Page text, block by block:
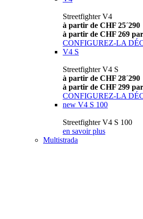
Streetfighter V4
à partir de CHF 25´290
à partir de CHF 269
CONFIGUREZ-LA
V4 S
Streetfighter V4 S
à partir de CHF 28´290
à partir de CHF 299
CONFIGUREZ-LA
new V4 S 100
Streetfighter V4 S 100
en savoir plus
Multistrada